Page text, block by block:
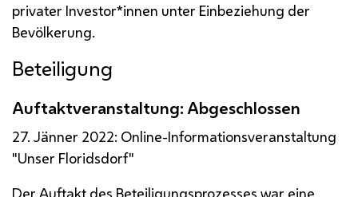
privater Investor*innen unter Einbeziehung der
Bevölkerung.
Beteiligung
Auftaktveranstaltung: Abgeschlossen
27. Jänner 2022: Online-Informationsveranstaltung
"Unser Floridsdorf"
Der Auftakt des Beteiligungsprozesses war eine